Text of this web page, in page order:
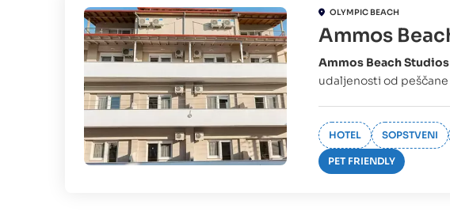
OLYMPIC BEACH
Ammos
Ammos Beach
udaljenosti od
HOTEL SOPSTVENI
PET FRIENDLY